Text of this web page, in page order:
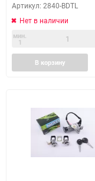
Артикул: 2840-BDTL
Нет в наличии
мин.
1
В корзину